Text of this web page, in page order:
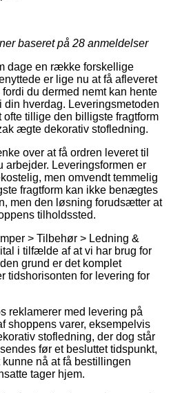
baseret på 28 anmeldelser
dage en række forskellige
er lige nu at få afleveret
du dermed nemt kan hente
din hverdag. Leveringsmetoden
tillige den billigste fragtform
ægte dekorativ stofledning.
over at få ordren leveret til
Leveringsformen er
men omvendt temmelig
fragtform kan ikke benægtes
men den løsning forudsætter at
tilholdssted.
> Tilbehør > Ledning &
i tilfælde af at vi har brug for
grund er det komplet
tidshorisonten for levering for
reklamerer med levering på
shoppens varer, eksempelvis
stofledning, der dog står
før et besluttet tidspunkt,
nå at få bestillingen
tager hjem.